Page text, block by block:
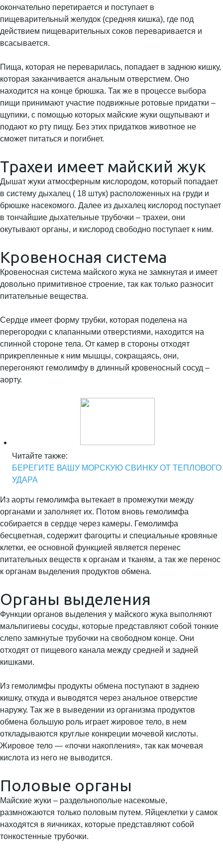
окончательно перетирается и поступает в
пищеварительный желудок (средняя кишка), где под
действием пищеварительных соков переваривается и
всасывается.
Пища, которая не переварилась, попадает в заднюю кишку,
которая заканчивается анальным отверстием. Оно
находится на конце брюшка. Так же в процессе выбора
пищи принимают участие подвижные ротовые придатки –
щупики, с помощью которых майские жуки ощупывают и
подают ко рту пищу. Без этих придатков животное не
сможет питаться и погибнет.
Трахеи имеет майский жук
Дышат жуки атмосферным кислородом, который попадает
в систему дыхалец ( 18 штук) расположенных на груди и
брюшке насекомого. Далее из дыхалец кислород поступает
в тончайшие дыхательные трубочки – трахеи, они
окутывают органы, и кислород свободно поступает к ним.
Кровеносная система
Кровеносная система майского жука не замкнутая и имеет
довольно примитивное строение, так как только разносит
питательные вещества.
Сердце имеет форму трубки, которая поделена на
перегородки с клапанными отверстиями, находится на
спинной стороне тела. От камер в стороны отходят
прикрепленные к ним мышцы, сокращаясь, они,
перегоняют гемолимфу в длинный кровеносный сосуд –
аорту.
Читайте также:
БЕРЕГИТЕ ВАШУ МОРСКУЮ СВИНКУ ОТ ТЕПЛОВОГО
УДАРА
Из аорты гемолимфа вытекает в промежутки между
органами и заполняет их. Потом вновь гемолимфа
собирается в сердце через камеры. Гемолимфа
бесцветная, содержит фагоциты и специальные кровяные
клетки, ее основной функцией является перенес
питательных веществ к органам и тканям, а так же перенос
к органам выделения продуктов обмена.
Органы выделения
Функции органов выделения у майского жука выполняют
мальпигиевы сосуды, которые представляют собой тонкие
слепо замкнутые трубочки на свободном конце. Они
отходят от пищевого канала между средней и задней
кишками.
Из гемолимфы продукты обмена поступают в заднею
кишку, откуда и выводятся через анальное отверстие
наружу. Так же в выведении из организма продуктов
обмена большую роль играет жировое тело, в нем
откладываются круглые конкреции мочевой кислоты.
Жировое тело — «почки накопления», так как мочевая
кислота из него не выводится.
Половые органы
Майские жуки – раздельнополые насекомые,
размножаются только половым путем. Яйцеклетки у самок
находятся в яичниках, которые представляют собой
тонкостенные трубочки.